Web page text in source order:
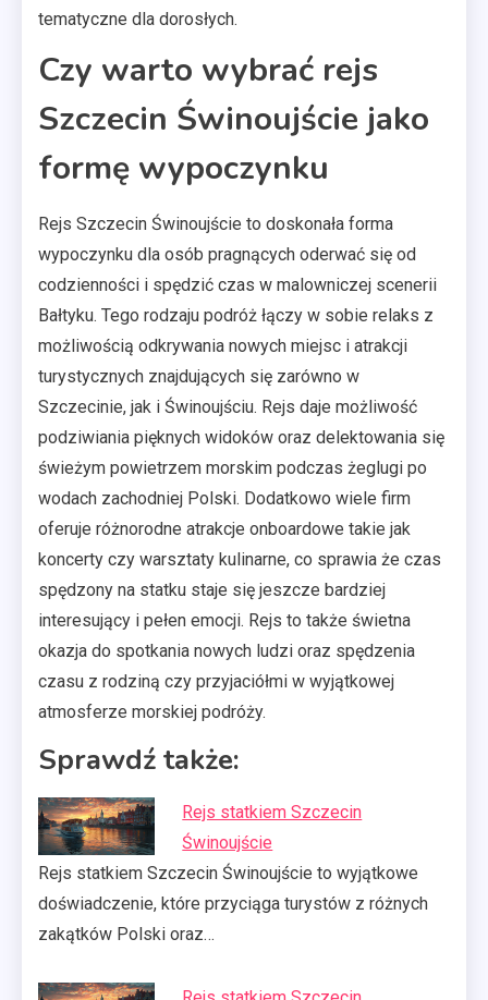
tematyczne dla dorosłych.
Czy warto wybrać rejs
Szczecin Świnoujście jako
formę wypoczynku
Rejs Szczecin Świnoujście to doskonała forma
wypoczynku dla osób pragnących oderwać się od
codzienności i spędzić czas w malowniczej scenerii
Bałtyku. Tego rodzaju podróż łączy w sobie relaks z
możliwością odkrywania nowych miejsc i atrakcji
turystycznych znajdujących się zarówno w
Szczecinie, jak i Świnoujściu. Rejs daje możliwość
podziwiania pięknych widoków oraz delektowania się
świeżym powietrzem morskim podczas żeglugi po
wodach zachodniej Polski. Dodatkowo wiele firm
oferuje różnorodne atrakcje onboardowe takie jak
koncerty czy warsztaty kulinarne, co sprawia że czas
spędzony na statku staje się jeszcze bardziej
interesujący i pełen emocji. Rejs to także świetna
okazja do spotkania nowych ludzi oraz spędzenia
czasu z rodziną czy przyjaciółmi w wyjątkowej
atmosferze morskiej podróży.
Sprawdź także:
Rejs statkiem Szczecin
Świnoujście
Rejs statkiem Szczecin Świnoujście to wyjątkowe
doświadczenie, które przyciąga turystów z różnych
zakątków Polski oraz…